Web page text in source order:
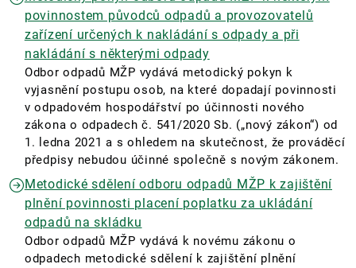
povinnostem původců odpadů a provozovatelů
zařízení určených k nakládání s odpady a při
nakládání s některými odpady
Odbor odpadů MŽP vydává metodický pokyn k
vyjasnění postupu osob, na které dopadají povinnosti
v odpadovém hospodářství po účinnosti nového
zákona o odpadech č. 541/2020 Sb. („nový zákon“) od
1. ledna 2021 a s ohledem na skutečnost, že prováděcí
předpisy nebudou účinné společně s novým zákonem.
Metodické sdělení odboru odpadů MŽP k zajištění
plnění povinnosti placení poplatku za ukládání
odpadů na skládku
Odbor odpadů MŽP vydává k novému zákonu o
odpadech metodické sdělení k zajištění plnění